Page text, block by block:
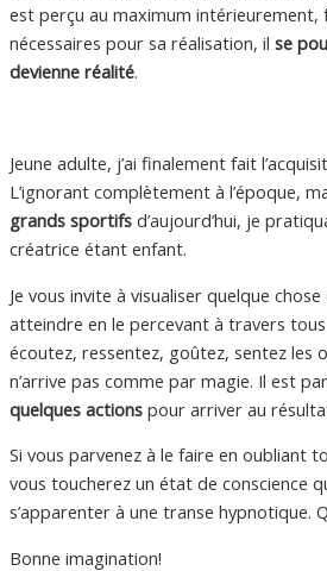
est perçu au maximum intérieurement,
nécessaires pour sa réalisation, il se
devienne réalité.
Jeune adulte, j’ai finalement fait
L’ignorant complètement à l’époque,
grands sportifs d’aujourd’hui, je
créatrice étant enfant.
Je vous invite à visualiser quelque
atteindre en le percevant à travers tous
écoutez, ressentez, goûtez, sentez les
n’arrive pas comme par magie. Il est
quelques actions pour arriver au
Si vous parvenez à le faire en oubliant
vous toucherez un état de conscience
s’apparenter à une transe hypnotique.
Bonne imagination!